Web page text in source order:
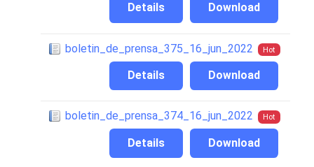
Download
Details
boletin_de_prensa_375_16_jun_2022 Hot
Download
Details
boletin_de_prensa_374_16_jun_2022 Hot
Download
Details